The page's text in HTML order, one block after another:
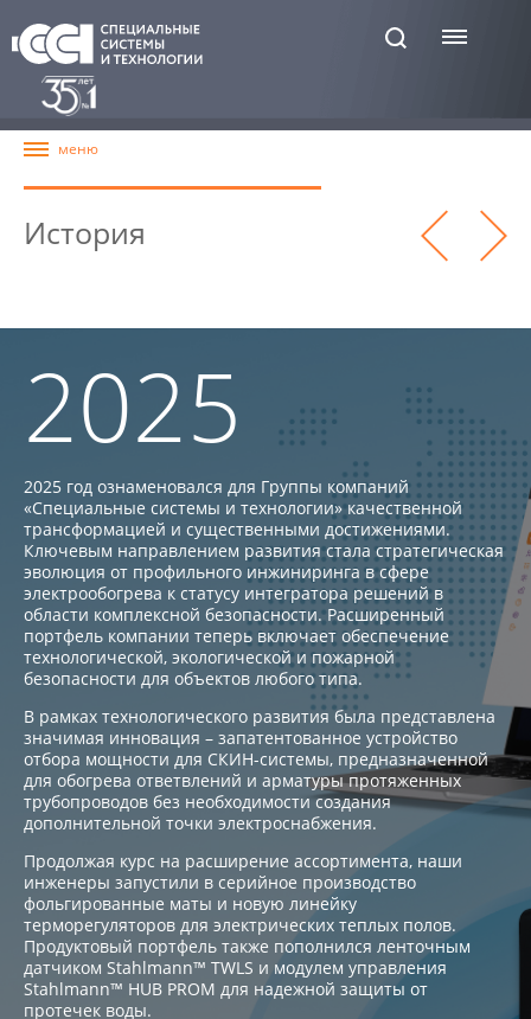
История
2025
2025 год ознаменовался для Группы компаний
«Специальные системы и технологии» качественной
трансформацией и существенными достижениями.
Ключевым направлением развития стала стратегическая
эволюция от профильного инжиниринга в сфере
электрообогрева к статусу интегратора решений в
области комплексной безопасности. Расширенный
портфель компании теперь включает обеспечение
технологической, экологической и пожарной
безопасности для объектов любого типа.
В рамках технологического развития была представлена
значимая инновация – запатентованное устройство
отбора мощности для СКИН-системы, предназначенной
для обогрева ответвлений и арматуры протяженных
трубопроводов без необходимости создания
дополнительной точки электроснабжения.
Продолжая курс на расширение ассортимента, наши
инженеры запустили в серийное производство
фольгированные маты и новую линейку
терморегуляторов для электрических теплых полов.
Продуктовый портфель также пополнился ленточным
датчиком Stahlmann™ TWLS и модулем управления
Stahlmann™ HUB PROM для надежной защиты от
протечек воды.